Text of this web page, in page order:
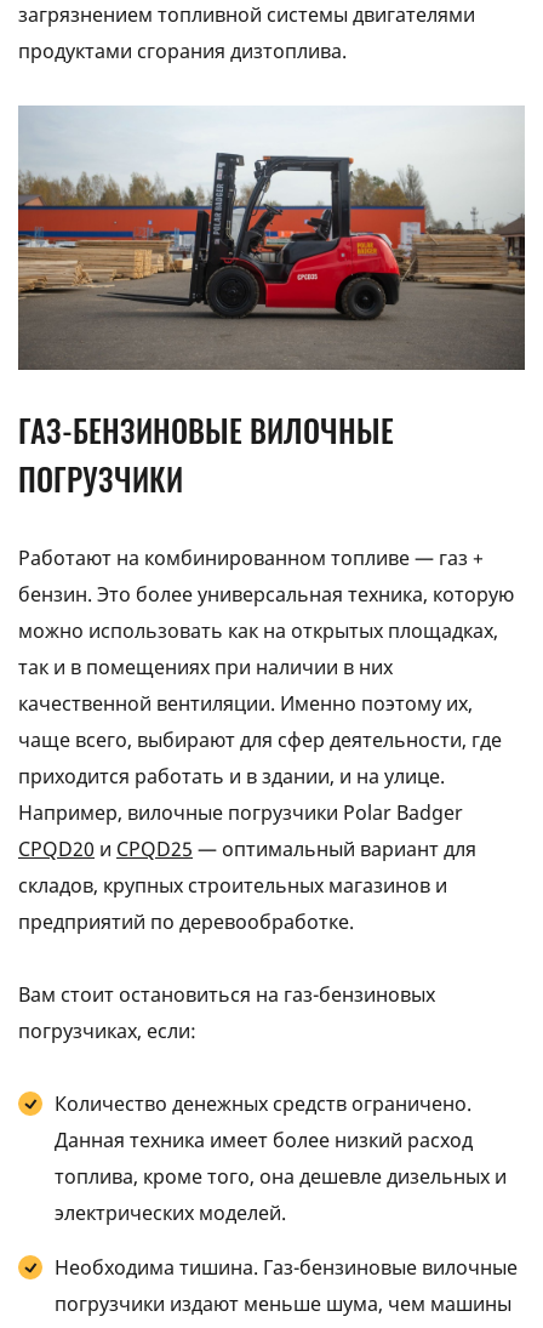
загрязнением топливной системы двигателями
продуктами сгорания дизтоплива.
ГАЗ-БЕНЗИНОВЫЕ ВИЛОЧНЫЕ
ПОГРУЗЧИКИ
Работают на комбинированном топливе — газ +
бензин. Это более универсальная техника, которую
можно использовать как на открытых площадках,
так и в помещениях при наличии в них
качественной вентиляции. Именно поэтому их,
чаще всего, выбирают для сфер деятельности, где
приходится работать и в здании, и на улице.
Например, вилочные погрузчики Polar Badger
CPQD20 и CPQD25 — оптимальный вариант для
складов, крупных строительных магазинов и
предприятий по деревообработке.
Вам стоит остановиться на газ-бензиновых
погрузчиках, если:
Количество денежных средств ограничено.
Данная техника имеет более низкий расход
топлива, кроме того, она дешевле дизельных и
электрических моделей.
Необходима тишина. Газ-бензиновые вилочные
погрузчики издают меньше шума, чем машины